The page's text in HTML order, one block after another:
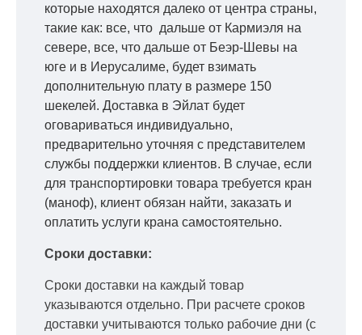
которые находятся далеко от центра страны,
такие как: все, что дальше от Кармиэля на
севере, все, что дальше от Беэр-Шевы на
юге и в Иерусалиме, будет взимать
дополнительную плату в размере 150
шекелей. Доставка в Эйлат будет
оговариваться индивидуально,
предварительно уточняя с представителем
службы поддержки клиентов. В случае, если
для транспортировки товара требуется кран
(маноф), клиент обязан найти, заказать и
оплатить услуги крана самостоятельно.
Сроки доставки:
Сроки доставки на каждый товар
указываются отдельно. При расчете сроков
доставки учитываются только рабочие дни (с